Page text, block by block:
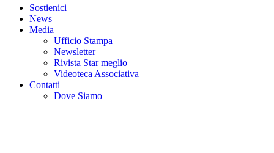
Sostienici
News
Media
Ufficio Stampa
Newsletter
Rivista Star meglio
Videoteca Associativa
Contatti
Dove Siamo